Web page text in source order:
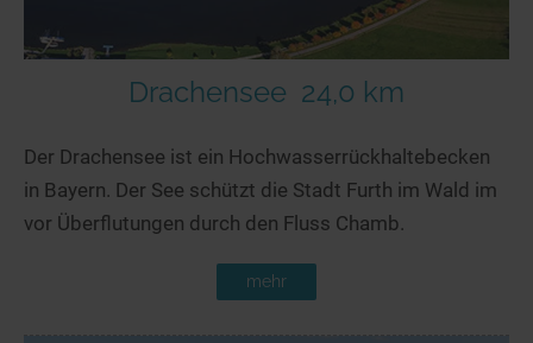
Drachensee 24,0 km
Der Drachensee ist ein Hochwasserrückhaltebecken
in Bayern. Der See schützt die Stadt Furth im Wald im
vor Überflutungen durch den Fluss Chamb.
mehr